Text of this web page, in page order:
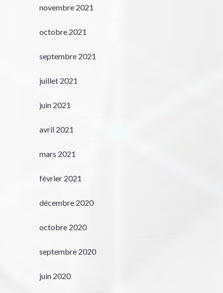
novembre 2021
octobre 2021
septembre 2021
juillet 2021
juin 2021
avril 2021
mars 2021
février 2021
décembre 2020
octobre 2020
septembre 2020
juin 2020